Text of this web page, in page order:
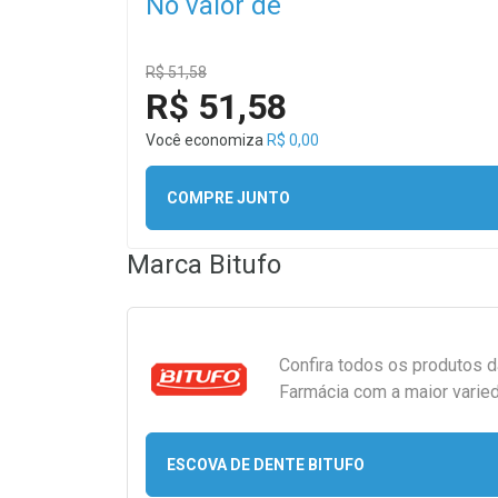
R$ 51,58
R$ 51,58
Você economiza R$ 0,00
COMPRE JUNTO
Marca Bitufo
Confira todos os produtos
Farmácia com a maior
ESCOVA DE DENTE BITUFO